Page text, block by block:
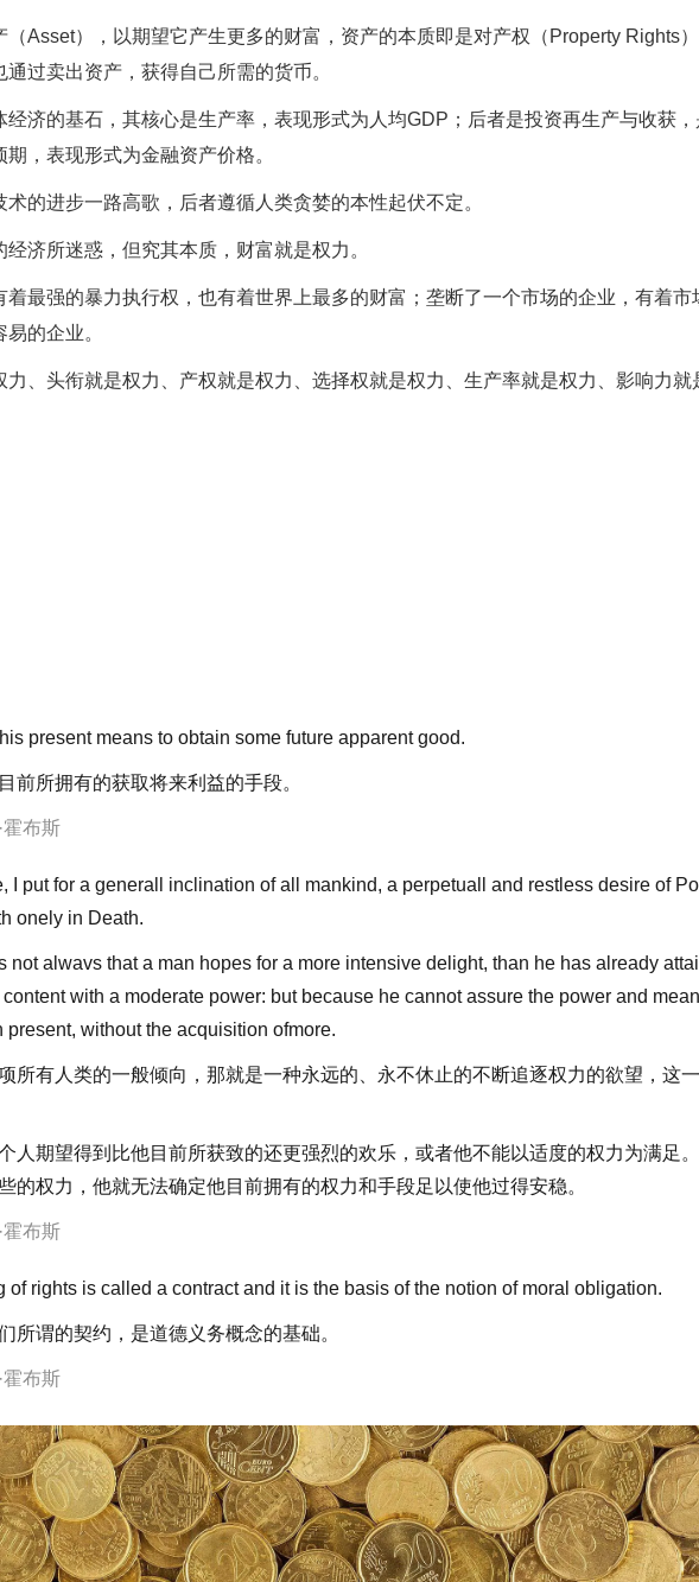
（Asset），以期望它产生更多的财富，资产的本质即是对产权（Property Rights
过卖出资产，获得自己所需的货币。
济的基石，其核心是生产率，表现形式为人均GDP；后者是投资再生产与收获
，表现形式为金融资产价格。
的进步一路高歌，后者遵循人类贪婪的本性起伏不定。
济所迷惑，但究其本质，财富就是权力。
最强的暴力执行权，也有着世界上最多的财富；垄断了一个市场的企业，有着市
的企业。
力、头衔就是权力、产权就是权力、选择权就是权力、生产率就是权力、影响力就
present means to obtain some future apparent good.
前所拥有的获取将来利益的手段。
霍布斯
I put for a generall inclination of all mankind, a perpetuall and restless desire of
onely in Death.
not alwavs that a man hopes for a more intensive delight, than he has already
with a moderate power: but because he cannot assure the power and
present, without the acquisition ofmore.
所有人类的一般倾向，那就是一种永远的、永不休止的不断追逐权力的欲望，这
人期望得到比他目前所获致的还更强烈的欢乐，或者他不能以适度的权力为满足
的权力，他就无法确定他目前拥有的权力和手段足以使他过得安稳。
霍布斯
of rights is called a contract and it is the basis of the notion of moral obligation.
所谓的契约，是道德义务概念的基础。
霍布斯